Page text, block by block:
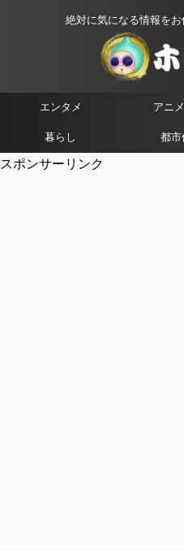
絶対に気になる情報を
エンタメ アニ
暮らし 都市
スポンサーリンク